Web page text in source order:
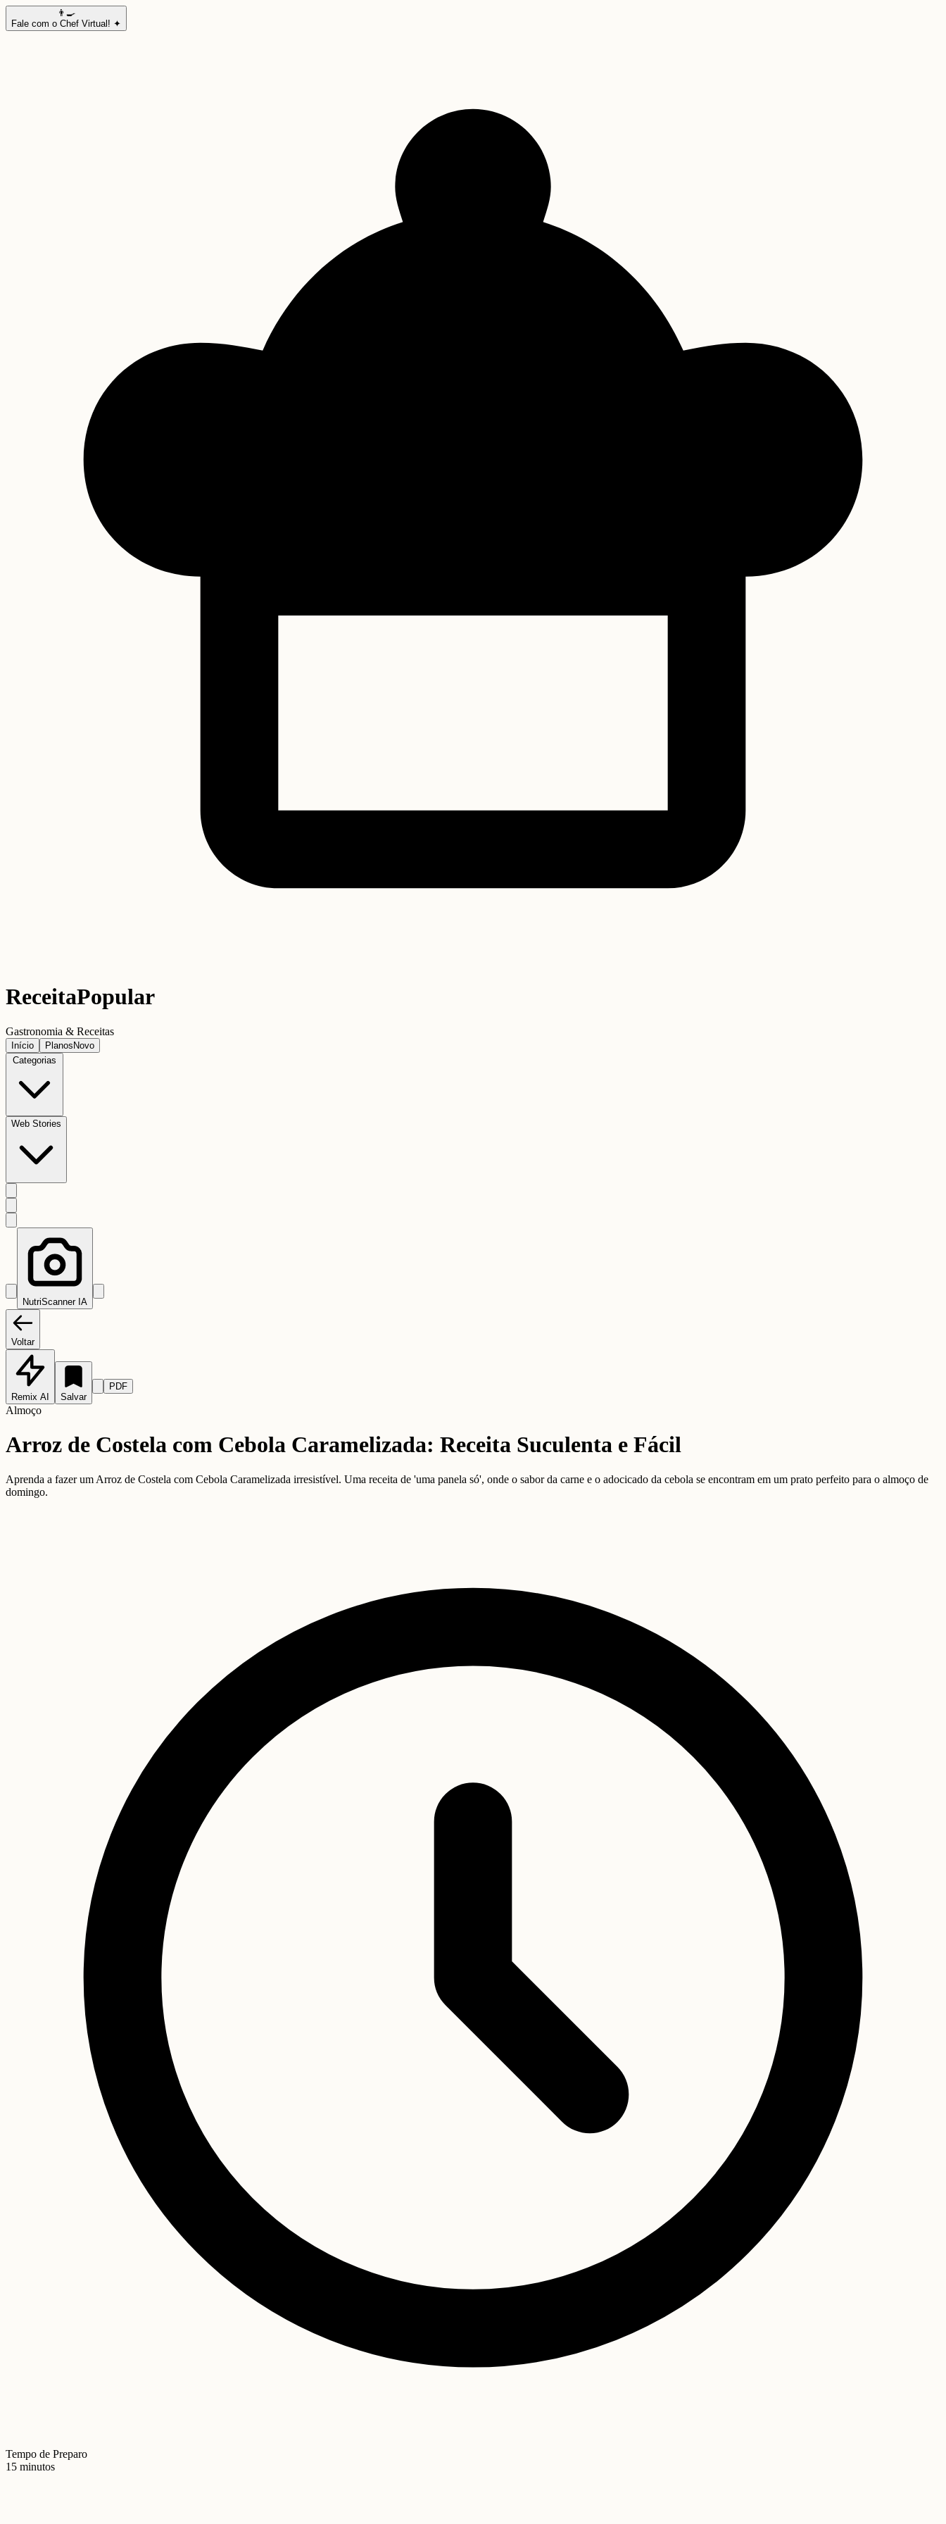
👨‍🍳
Fale com o Chef Virtual! ✦
ReceitaPopular
Gastronomia & Receitas
Início Planos Novo
Categorias
Web Stories
NutriScanner IA
Voltar
Remix AI Salvar
PDF
Almoço
Arroz de Costela com Cebola Caramelizada: Receita Suculenta e Fácil
Aprenda a fazer um Arroz de Costela com Cebola Caramelizada irresistível. Uma receita de 'uma panela só', onde o sabor da carne e o adocicado da cebola se encontram em um prato perfeito para o almoço de
domingo.
Tempo de Preparo
15 minutos